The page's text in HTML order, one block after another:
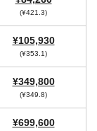
(¥421.3)
¥105,930
(¥353.1)
¥349,800
(¥349.8)
¥699,600